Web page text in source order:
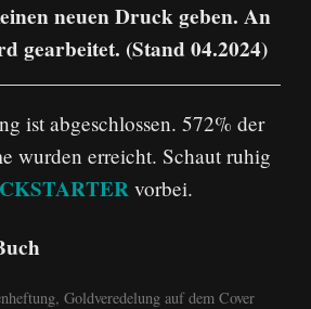
neuen Druck geben. An
gearbeitet. (Stand 04.2024)
ist abgeschlossen. 572% der
wurden erreicht. Schaut ruhig
vorbei.
Goldveredelung auf dem Cover